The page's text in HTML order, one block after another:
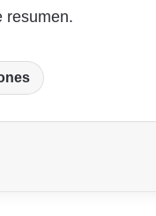
resumen.